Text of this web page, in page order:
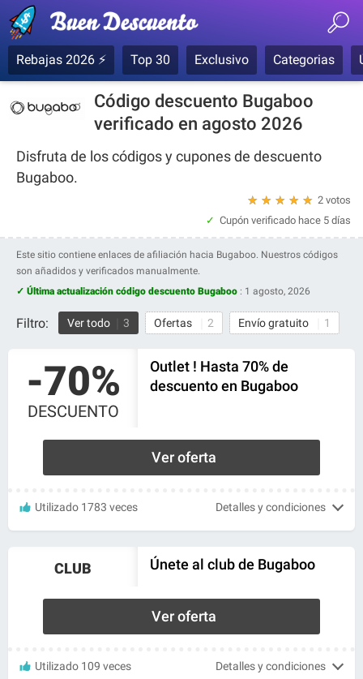
Rebajas 2026 ⚡ Top 30 Exclusivo Categorias
Código descuento Bugaboo
verificado en agosto 2026
Disfruta de los códigos y cupones de descuento
Bugaboo.
2 votos
★
★
★
★
★
Cupón verificado hace 5 días
Este sitio contiene enlaces de afiliación hacia Bugaboo. Nuestros códigos
son añadidos y verificados manualmente.
✓ Última actualización código descuento Bugaboo : 1 agosto, 2026
Filtro: Ver todo 3 Ofertas 2 Envío gratuito 1
-70%
DESCUENTO
Outlet ! Hasta 70% de
descuento en Bugaboo
Ver oferta
Utilizado 1783 veces Detalles y condiciones
CLUB Únete al club de Bugaboo
Ver oferta
Utilizado 109 veces Detalles y condiciones